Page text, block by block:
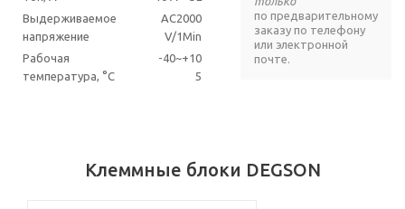
Выдерживаемое
напряжение
AC2000
V/1Min
Рабочая
температура, °C
-40~+10
5
по предварительному
заказу по телефону
или электронной
почте.
Клеммные блоки DEGSON